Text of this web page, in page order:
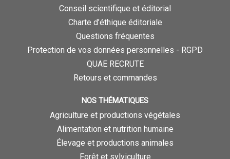
Conseil scientifique et éditorial
Charte d’éthique éditoriale
Questions fréquentes
Protection de vos données personnelles - RGPD
QUAE RECRUTE
Retours et commandes
NOS THÉMATIQUES
Agriculture et productions végétales
Alimentation et nutrition humaine
Élevage et productions animales
Forêt et sylviculture